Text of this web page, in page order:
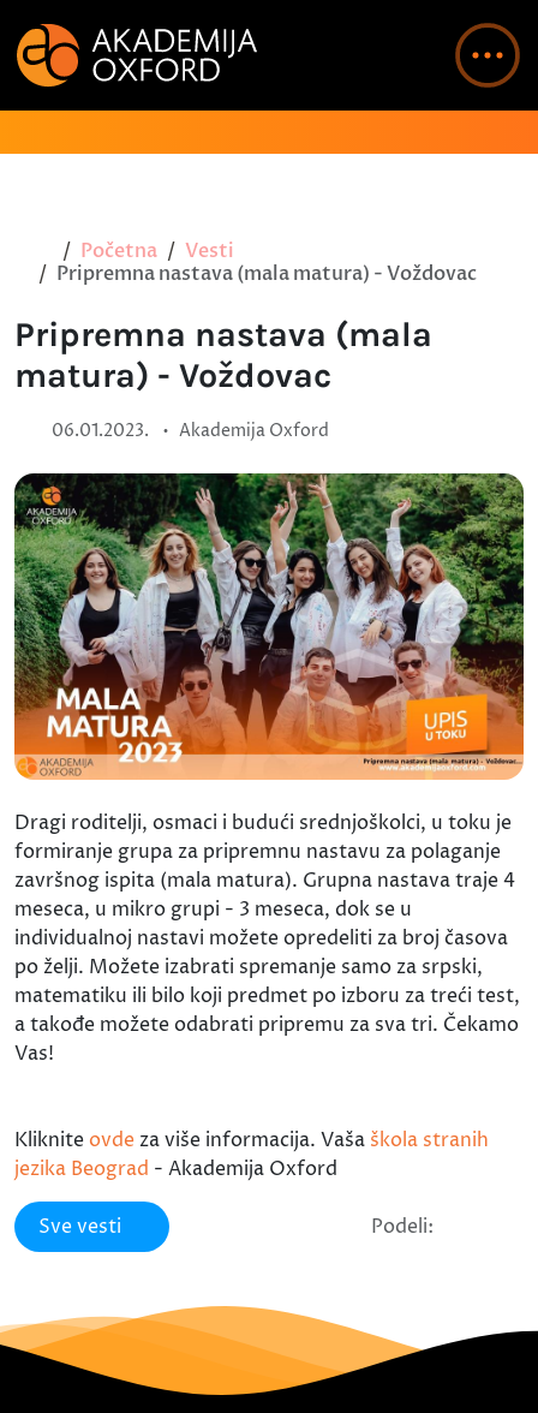
Početna
Vesti
Pripremna nastava (mala matura) - Voždovac
Pripremna nastava (mala
matura) - Voždovac
06.01.2023. • Akademija Oxford
Dragi roditelji, osmaci i budući srednjoškolci, u toku je
formiranje grupa za pripremnu nastavu za polaganje
završnog ispita (mala matura). Grupna nastava traje 4
meseca, u mikro grupi - 3 meseca, dok se u
individualnoj nastavi možete opredeliti za broj časova
po želji. Možete izabrati spremanje samo za srpski,
matematiku ili bilo koji predmet po izboru za treći test,
a takođe možete odabrati pripremu za sva tri. Čekamo
Vas!
Kliknite ovde za više informacija. Vaša škola stranih
jezika Beograd - Akademija Oxford
Sve vesti Podeli: